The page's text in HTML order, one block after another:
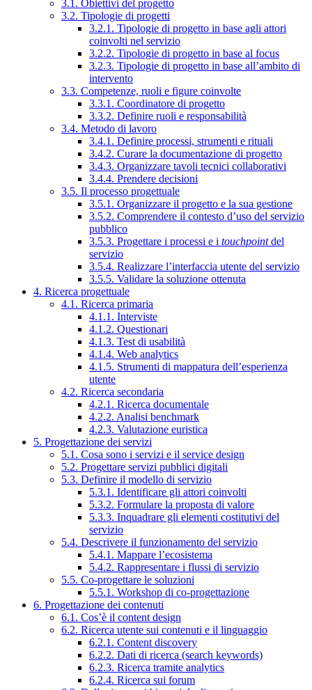
3.1. Obiettivi del progetto
3.2. Tipologie di progetti
3.2.1. Tipologie di progetto in base agli attori
coinvolti nel servizio
3.2.2. Tipologie di progetto in base al focus
3.2.3. Tipologie di progetto in base all’ambito di
intervento
3.3. Competenze, ruoli e figure coinvolte
3.3.1. Coordinatore di progetto
3.3.2. Definire ruoli e responsabilità
3.4. Metodo di lavoro
3.4.1. Definire processi, strumenti e rituali
3.4.2. Curare la documentazione di progetto
3.4.3. Organizzare tavoli tecnici collaborativi
3.4.4. Prendere decisioni
3.5. Il processo progettuale
3.5.1. Organizzare il progetto e la sua gestione
3.5.2. Comprendere il contesto d’uso del servizio
pubblico
3.5.3. Progettare i processi e i touchpointdel
servizio
3.5.4. Realizzare l’interfaccia utente del servizio
3.5.5. Validare la soluzione ottenuta
4. Ricerca progettuale
4.1. Ricerca primaria
4.1.1. Interviste
4.1.2. Questionari
4.1.3. Test di usabilità
4.1.4. Web analytics
4.1.5. Strumenti di mappatura dell’esperienza
utente
4.2. Ricerca secondaria
4.2.1. Ricerca documentale
4.2.2. Analisi benchmark
4.2.3. Valutazione euristica
5. Progettazione dei servizi
5.1. Cosa sono i servizi e il service design
5.2. Progettare servizi pubblici digitali
5.3. Definire il modello di servizio
5.3.1. Identificare gli attori coinvolti
5.3.2. Formulare la proposta di valore
5.3.3. Inquadrare gli elementi costitutivi del
servizio
5.4. Descrivere il funzionamento del servizio
5.4.1. Mappare l’ecosistema
5.4.2. Rappresentare i flussi di servizio
5.5. Co-progettare le soluzioni
5.5.1. Workshop di co-progettazione
6. Progettazione dei contenuti
6.1. Cos’è il content design
6.2. Ricerca utente sui contenuti e il linguaggio
6.2.1. Content discovery
6.2.2. Dati di ricerca (search keywords)
6.2.3. Ricerca tramite analytics
6.2.4. Ricerca sui forum